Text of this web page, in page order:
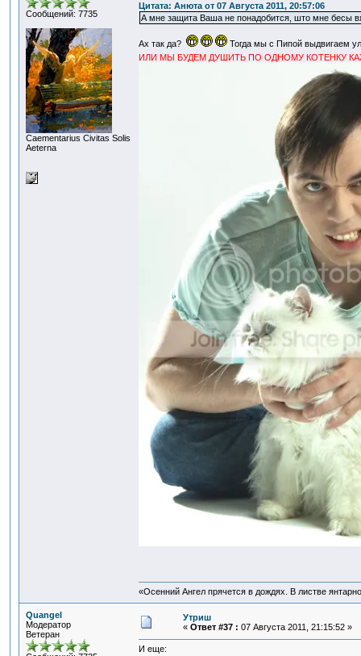
Сообщений: 7735
Сaementarius Civitas Solis
Aeterna
Цитата: Анюта от 07 Августа 2011, 20:57:06
А мне защита Ваша не понадобится, што мне бесы
Ах так да?
Тогда мы с Пипой выдвигаем
ИЛИ МЫ БУДЕМ ДУШИТЬ ПО ОДНОМУ КОТЕНКУ
«Осенний Ангел прячется в дождях. В листве
Quangel
Модератор
Ветеран
Утриш
« Ответ #37 : 07 Августа 2011, 21:15:52 »
И еще: